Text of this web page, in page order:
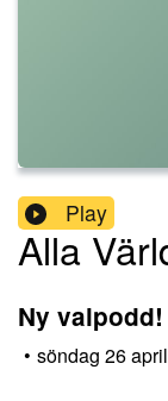
Play
Alla
Ny valpodd!
• söndag 26